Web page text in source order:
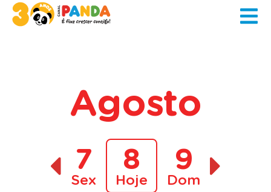
Agosto
7
Sex
8
Hoje
9
Dom